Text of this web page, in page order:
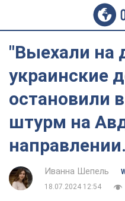
"Выехали на
украинские
остановили
штурм на
Иванна Шепель
18.07.2024 12:54